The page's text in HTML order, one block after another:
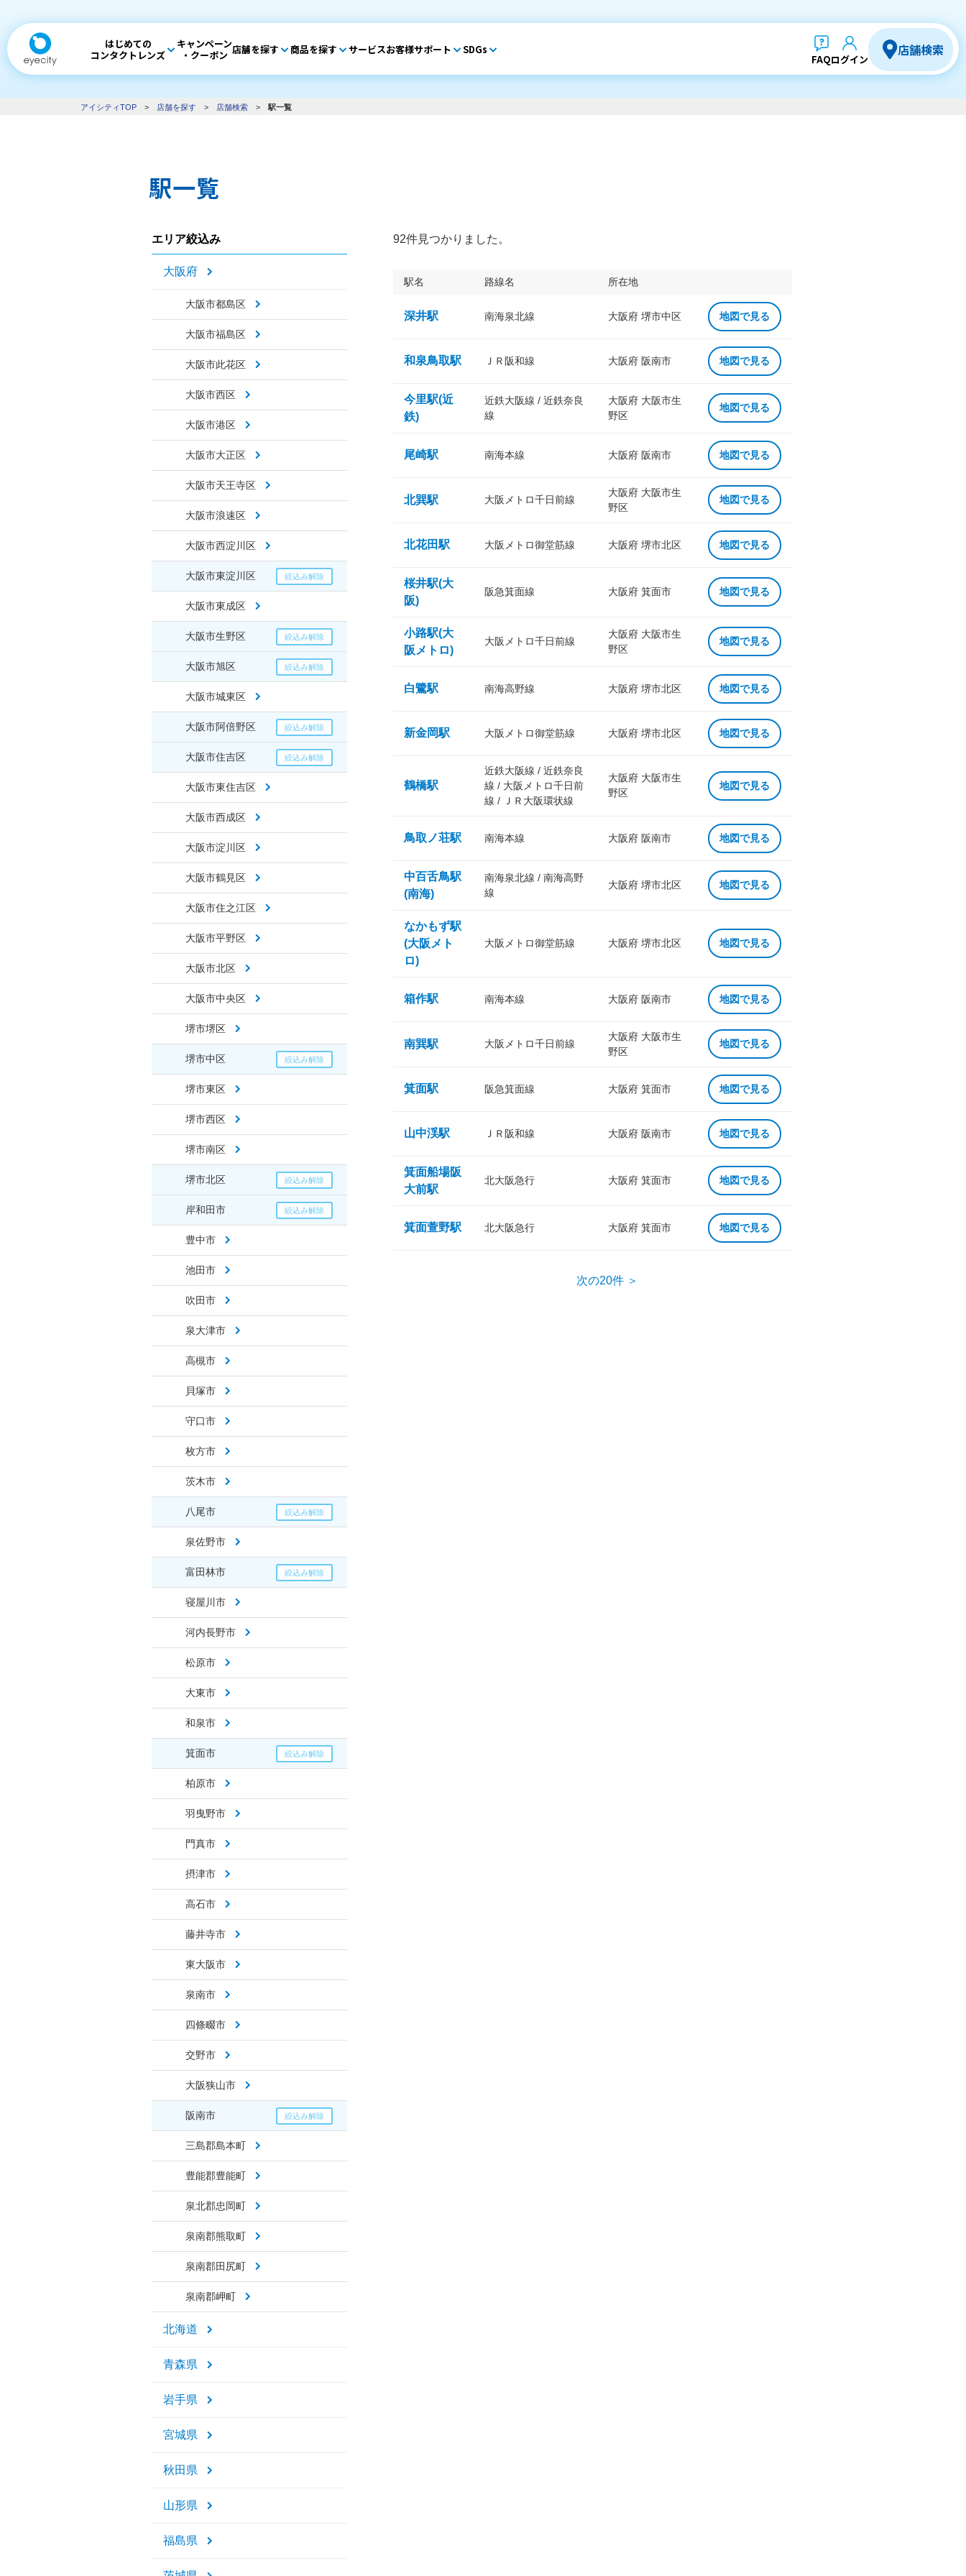
はじめての
コンタクトレンズ
キャンペーン
・クーポン 店舗を探す 商品を探す サービスお客様サポート SDGs
FAQログイン
店舗検索
アイシティTOP > 店舗を探す > 店舗検索 > 駅一覧
駅一覧
エリア絞込み
大阪府
大阪市都島区
大阪市福島区
大阪市此花区
大阪市西区
大阪市港区
大阪市大正区
大阪市天王寺区
大阪市浪速区
大阪市西淀川区
大阪市東淀川区
大阪市東成区
大阪市生野区
大阪市旭区
大阪市城東区
大阪市阿倍野区
大阪市住吉区
大阪市東住吉区
大阪市西成区
大阪市淀川区
大阪市鶴見区
大阪市住之江区
大阪市平野区
大阪市北区
大阪市中央区
堺市堺区
堺市中区
堺市東区
堺市西区
堺市南区
堺市北区
岸和田市
豊中市
池田市
吹田市
泉大津市
高槻市
貝塚市
守口市
枚方市
茨木市
八尾市
泉佐野市
富田林市
寝屋川市
河内長野市
松原市
大東市
和泉市
箕面市
柏原市
羽曳野市
門真市
摂津市
高石市
藤井寺市
東大阪市
泉南市
四條畷市
交野市
大阪狭山市
阪南市
三島郡島本町
豊能郡豊能町
泉北郡忠岡町
泉南郡熊取町
泉南郡田尻町
泉南郡岬町
北海道
青森県
岩手県
宮城県
秋田県
山形県
福島県
92件見つかりました。
駅名 路線名 所在地
深井駅 南海泉北線 大阪府 堺市中区 地図で見る
和泉鳥取駅 ＪＲ阪和線 大阪府 阪南市 地図で見る
今里駅(近
鉄)
近鉄大阪線 / 近鉄奈良
線
大阪府 大阪市生
野区
地図で見る
尾崎駅 南海本線 大阪府 阪南市 地図で見る
北巽駅 大阪メトロ千日前線
大阪府 大阪市生
野区
地図で見る
北花田駅 大阪メトロ御堂筋線 大阪府 堺市北区 地図で見る
桜井駅(大
阪)
阪急箕面線 大阪府 箕面市 地図で見る
小路駅(大
阪メトロ)
大阪メトロ千日前線
大阪府 大阪市生
野区
地図で見る
白鷺駅 南海高野線 大阪府 堺市北区 地図で見る
新金岡駅 大阪メトロ御堂筋線 大阪府 堺市北区 地図で見る
鶴橋駅
近鉄大阪線 / 近鉄奈良
線 / 大阪メトロ千日前
線 / ＪＲ大阪環状線
大阪府 大阪市生
野区
地図で見る
鳥取ノ荘駅 南海本線 大阪府 阪南市 地図で見る
中百舌鳥駅
(南海)
南海泉北線 / 南海高野
線
大阪府 堺市北区 地図で見る
なかもず駅
(大阪メト
ロ)
大阪メトロ御堂筋線 大阪府 堺市北区 地図で見る
箱作駅 南海本線 大阪府 阪南市 地図で見る
南巽駅 大阪メトロ千日前線
大阪府 大阪市生
野区
地図で見る
箕面駅 阪急箕面線 大阪府 箕面市 地図で見る
山中渓駅 ＪＲ阪和線 大阪府 阪南市 地図で見る
箕面船場阪
大前駅
北大阪急行 大阪府 箕面市 地図で見る
箕面萱野駅 北大阪急行 大阪府 箕面市 地図で見る
次の20件 ＞